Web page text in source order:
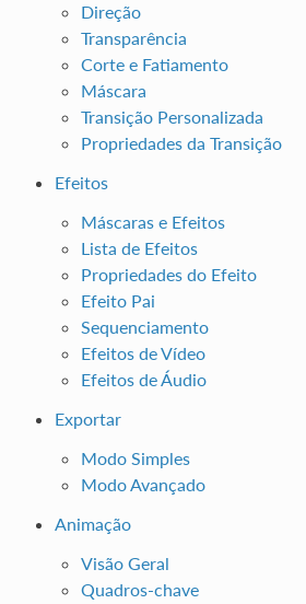
Direção
Transparência
Corte e Fatiamento
Máscara
Transição Personalizada
Propriedades da Transição
Efeitos
Máscaras e Efeitos
Lista de Efeitos
Propriedades do Efeito
Efeito Pai
Sequenciamento
Efeitos de Vídeo
Efeitos de Áudio
Exportar
Modo Simples
Modo Avançado
Animação
Visão Geral
Quadros-chave